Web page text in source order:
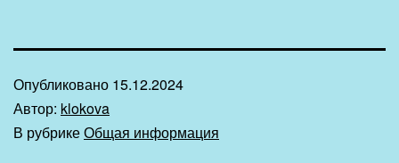
Опубликовано 15.12.2024
Автор: klokova
В рубрикеОбщая информация